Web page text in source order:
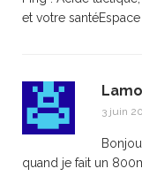
et votre
3 juin
quand je fait un